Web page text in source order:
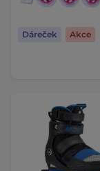
Dáreček Akce